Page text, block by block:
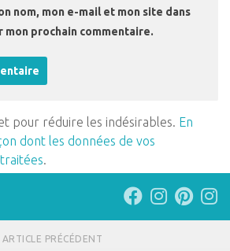
nom, mon e-mail et mon site dans
mon prochain commentaire.
pour réduire les indésirables. En
dont les données de vos
.
ARTICLE PRÉCÉDENT